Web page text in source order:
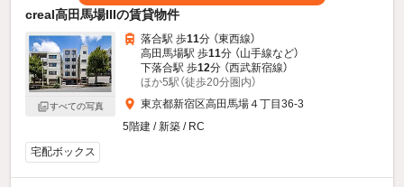
creal高田馬場IIIの賃貸物件
すべての写真
落合駅 歩11分 （東西線）
高田馬場駅 歩11分 （山手線など）
下落合駅 歩12分 （西武新宿線）
ほか5駅（徒歩20分圏内）
東京都新宿区高田馬場４丁目36-3
5階建 / 新築 / RC
宅配ボックス